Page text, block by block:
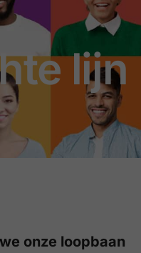
lijn
onze loopbaan